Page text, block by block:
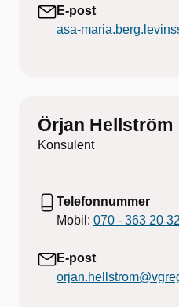
E-post
asa-
Örjan Hellström
Konsulent
Telefonnummer
Mobil: 070 - 363 20 32
E-post